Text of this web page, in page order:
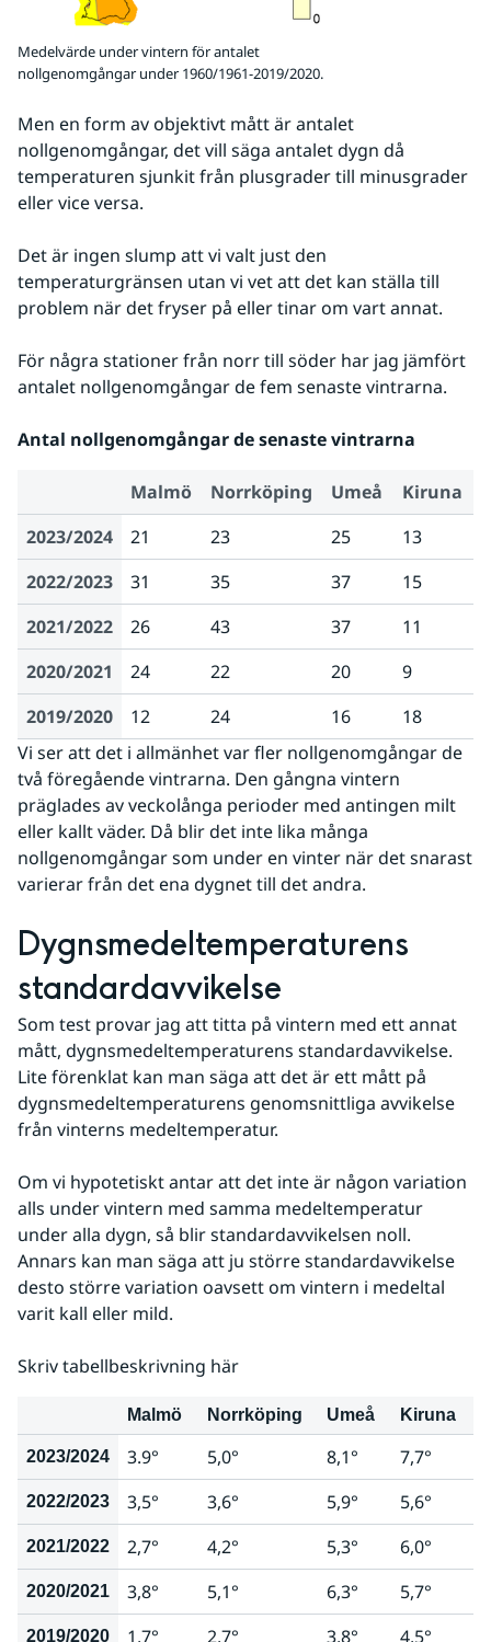
Medelvärde under vintern för antalet
nollgenomgångar under 1960/1961-2019/2020.
Men en form av objektivt mått är antalet
nollgenomgångar, det vill säga antalet dygn då
temperaturen sjunkit från plusgrader till minusgrader
eller vice versa.
Det är ingen slump att vi valt just den
temperaturgränsen utan vi vet att det kan ställa till
problem när det fryser på eller tinar om vart annat.
För några stationer från norr till söder har jag jämfört
antalet nollgenomgångar de fem senaste vintrarna.
Antal nollgenomgångar de senaste vintrarna
Malmö Norrköping Umeå
Kiruna
2023/2024
21 23 25
13
2022/2023
31 35 37
15
2021/2022
26 43 37
11
2020/2021
24 22 20
9
2019/2020
12 24 16
18
Vi ser att det i allmänhet var fler nollgenomgångar de
två föregående vintrarna. Den gångna vintern
präglades av veckolånga perioder med antingen milt
eller kallt väder. Då blir det inte lika många
nollgenomgångar som under en vinter när det snarast
varierar från det ena dygnet till det andra.
Dygnsmedeltemperaturens
standardavvikelse
Som test provar jag att titta på vintern med ett annat
mått, dygnsmedeltemperaturens standardavvikelse.
Lite förenklat kan man säga att det är ett mått på
dygnsmedeltemperaturens genomsnittliga avvikelse
från vinterns medeltemperatur.
Om vi hypotetiskt antar att det inte är någon variation
alls under vintern med samma medeltemperatur
under alla dygn, så blir standardavvikelsen noll.
Annars kan man säga att ju större standardavvikelse
desto större variation oavsett om vintern i medeltal
varit kall eller mild.
Skriv tabellbeskrivning här
Malmö Norrköping Umeå Kiruna
2023/2024 3.9° 5,0° 8,1° 7,7°
2022/2023 3,5° 3,6° 5,9° 5,6°
2021/2022 2,7° 4,2° 5,3° 6,0°
2020/2021 3,8° 5,1° 6,3° 5,7°
2019/2020 1,7° 2,7° 3,8° 4,5°